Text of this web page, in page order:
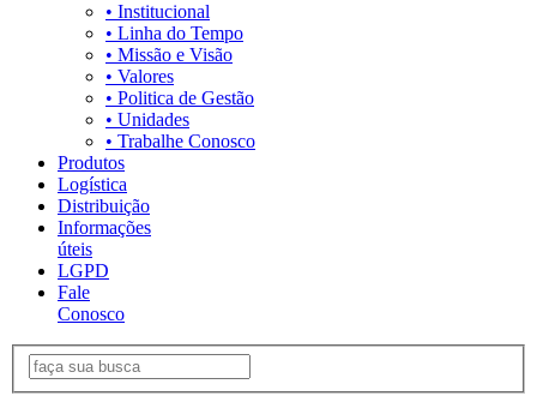
• Institucional
• Linha do Tempo
• Missão e Visão
• Valores
• Politica de Gestão
• Unidades
• Trabalhe Conosco
Produtos
Logística
Distribuição
Informações
úteis
LGPD
Fale
Conosco